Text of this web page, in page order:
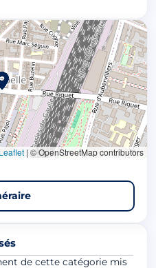
Leaflet | © OpenStreetMap contributors
de cette catégorie mis